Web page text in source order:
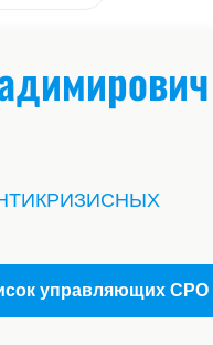
управляющих СРО